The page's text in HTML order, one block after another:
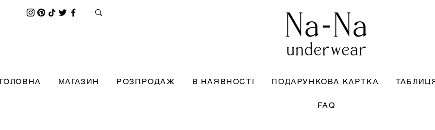
МАГАЗИН РОЗПРОДАЖ В НАЯВНОСТІ ПОДАРУНКОВА КАРТКА
FAQ